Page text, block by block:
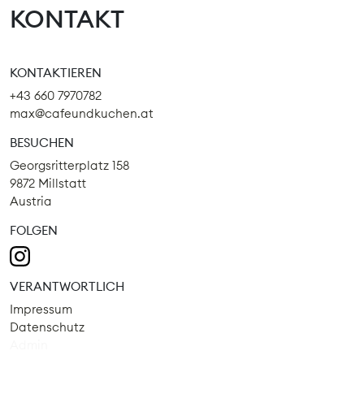
KONTAKT
KONTAKTIEREN
+43 660 7970782
max@cafeundkuchen.at
BESUCHEN
Georgsritterplatz 158
9872 Millstatt
Austria
FOLGEN
VERANTWORTLICH
Impressum
Datenschutz